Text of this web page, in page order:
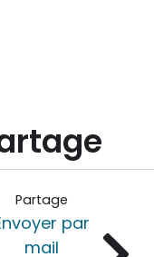
Partage
par
mail